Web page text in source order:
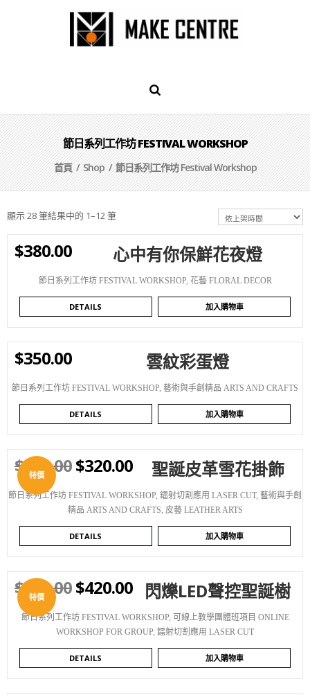
節日系列工作坊 FESTIVAL WORKSHOP
首頁/Shop/ 節日系列工作坊 Festival Workshop
顯示 28 筆結果中的 1–12 筆
WISHLIST
$380.00 心中有你保鮮花夜燈
節日系列工作坊 FESTIVAL WORKSHOP, 花藝 FLORAL DECOR
DETAILS 加入購物車
$350.00 雲紋彩蛋燈
節日系列工作坊 FESTIVAL WORKSHOP, 藝術與手創精品 ARTS AND CRAFTS
DETAILS 加入購物車
特價
WISHLIST
$380.00$320.00 聖誕皮革雪花掛飾
節日系列工作坊 FESTIVAL WORKSHOP, 鐳射切割應用 LASER CUT, 藝術與手創
精品 ARTS AND CRAFTS, 皮藝 LEATHER ARTS
DETAILS 加入購物車
特價
WISHLIST
$480.00$420.00 閃爍LED聲控聖誕樹
節日系列工作坊 FESTIVAL WORKSHOP, 可線上教學團體班項目 ONLINE
WORKSHOP FOR GROUP, 鐳射切割應用 LASER CUT
DETAILS 加入購物車